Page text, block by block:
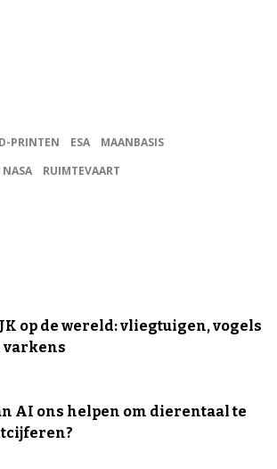
PRINTEN ESA
MAANBASIS
NASA RUIMTEVAART
op de wereld: vliegtuigen, vogels
varkens
AI ons helpen om dierentaal te